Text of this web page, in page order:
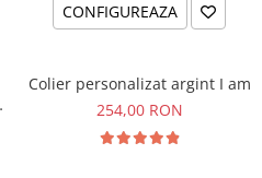
CONFIGUREAZA
Colier personalizat argint I am
254,00 RON